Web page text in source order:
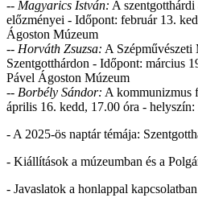
-- Magyarics István: A szentgotthárdi
előzményei - Időpont: február 13.
Ágoston Múzeum
-- Horváth Zsuzsa: A Szépművészeti
Szentgotthárdon - Időpont: március
Pável Ágoston Múzeum
-- Borbély Sándor: A kommunizmus
április 16. kedd, 17.00 óra -
- A 2025-ös naptár témája:
- Kiállítások a múzeumban és a
- Javaslatok a honlappal kapcsolatban